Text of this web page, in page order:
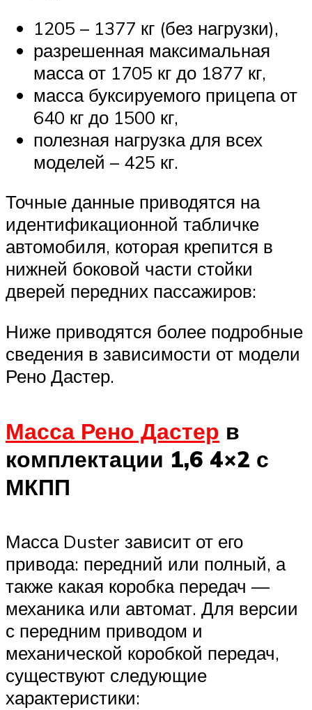
1205 – 1377 кг (без нагрузки),
разрешенная максимальная
масса от 1705 кг до 1877 кг,
масса буксируемого прицепа от
640 кг до 1500 кг,
полезная нагрузка для всех
моделей – 425 кг.
Точные данные приводятся на
идентификационной табличке
автомобиля, которая крепится в
нижней боковой части стойки
дверей передних пассажиров:
Ниже приводятся более подробные
сведения в зависимости от модели
Рено Дастер.
Масса Рено Дастер в
комплектации 1,6 4×2 с
МКПП
Масса Duster зависит от его
привода: передний или полный, а
также какая коробка передач —
механика или автомат. Для версии
с передним приводом и
механической коробкой передач,
существуют следующие
характеристики: